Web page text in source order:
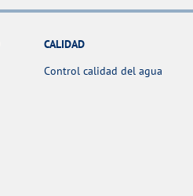
CALIDAD
Control calidad del agua